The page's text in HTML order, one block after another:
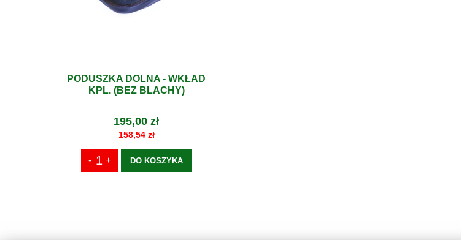
PODUSZKA DOLNA - WKŁAD
KPL. (BEZ BLACHY)
195,00 zł
158,54 zł
DO KOSZYKA